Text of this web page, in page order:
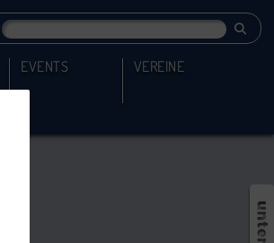
EVENTS VEREINE